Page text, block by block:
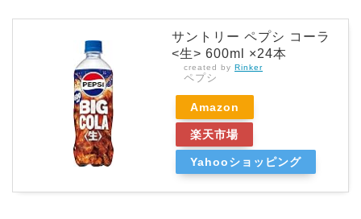
サントリー ペプシ コーラ
<生> 600ml ×24本
created by Rinker
ペプシ
Amazon
楽天市場
Yahooショッピング